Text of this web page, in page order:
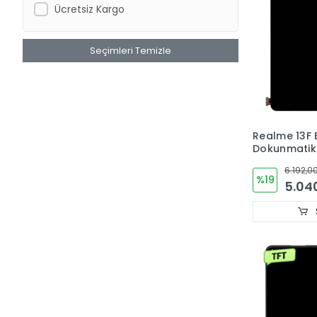
Ücretsiz Kargo
Seçimleri Temizle
Realme 13F
%19